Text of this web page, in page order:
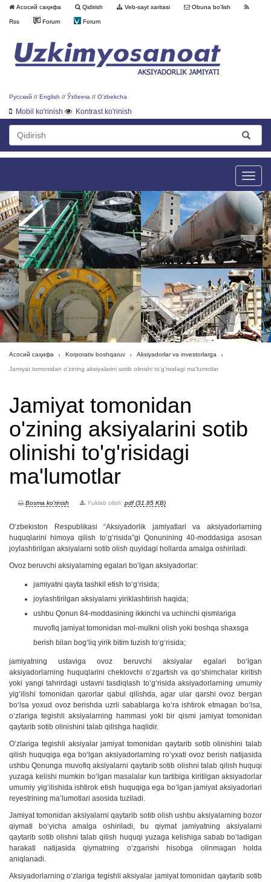
Асосий саҳифа Qidirish Veb-sayt xaritasi Obuna bo'lish
Rss Forum Forum
Русский // English // Ўзбекча // O'zbekcha
Mobil ko'rinish Kontrast ko'rinish
Toggle
Асосий саҳифа Korporativ boshqaruv Aksiyadorlar va investorlarga
Jamiyat tomonidan o'zining aksiyalarini sotib olinishi to'g'risidagi ma'lumotlar
Jamiyat tomonidan
o'zining aksiyalarini sotib
olinishi to'g'risidagi
ma'lumotlar
Bosma ko'rinish Yuklab olish: pdf (31.85 KB)
Oʻzbekiston Respublikasi “Aksiyadorlik jamiyatlari va aksiyadorlarning
huquqlarini himoya qilish toʻgʻrisida”gi Qonunining 40-moddasiga asosan
joylashtirilgan aksiyalarni sotib olish quyidagi hollarda amalga oshiriladi.
Ovoz beruvchi aksiyalarning egalari bo‘lgan aksiyadorlar:
jamiyatni qayta tashkil etish to‘g‘risida;
joylashtirilgan aksiyalarni yiriklashtirish haqida;
ushbu Qonun 84-moddasining ikkinchi va uchinchi qismlariga
muvofiq jamiyat tomonidan mol-mulkni olish yoki boshqa shaxsga
berish bilan bog‘liq yirik bitim tuzish to‘g‘risida;
jamiyatning ustaviga ovoz beruvchi aksiyalar egalari bo‘lgan
aksiyadorlarning huquqlarini cheklovchi o‘zgartish va qo‘shimchalar kiritish
yoki yangi tahrirdagi ustavni tasdiqlash to‘g‘risida aksiyadorlarning umumiy
yig‘ilishi tomonidan qarorlar qabul qilishda, agar ular qarshi ovoz bergan
bo‘lsa yoxud ovoz berishda uzrli sabablarga ko‘ra ishtirok etmagan bo‘lsa,
o‘zlariga tegishli aksiyalarning hammasi yoki bir qismi jamiyat tomonidan
qaytarib sotib olinishini talab qilishga haqlidir.
O‘zlariga tegishli aksiyalar jamiyat tomonidan qaytarib sotib olinishini talab
qilish huquqiga ega bo‘lgan aksiyadorlarning ro‘yxati ovoz berish natijasida
ushbu Qonunga muvofiq aksiyalarni qaytarib sotib olishni talab qilish huquqi
yuzaga kelishi mumkin bo‘lgan masalalar kun tartibiga kiritilgan aksiyadorlar
umumiy yig‘ilishida ishtirok etish huquqiga ega bo‘lgan jamiyat aksiyadorlari
reyestrining ma’lumotlari asosida tuziladi.
Jamiyat tomonidan aksiyalarni qaytarib sotib olish ushbu aksiyalarning bozor
qiymati bo‘yicha amalga oshiriladi, bu qiymat jamiyatning aksiyalarni
qaytarib sotib olishni talab qilish huquqi yuzaga kelishiga sabab bo‘ladigan
harakati natijasida qiymatning o‘zgarishi hisobga olinmagan holda
aniqlanadi.
Aksiyadorlarning oʻzlariga tegishli aksiyalar jamiyat tomonidan qaytarib sotib